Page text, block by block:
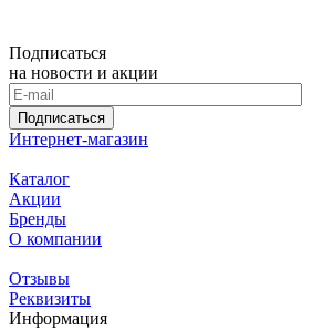
Подписаться
на новости и акции
Подписаться
Интернет-магазин
Каталог
Акции
Бренды
О компании
Отзывы
Реквизиты
Информация